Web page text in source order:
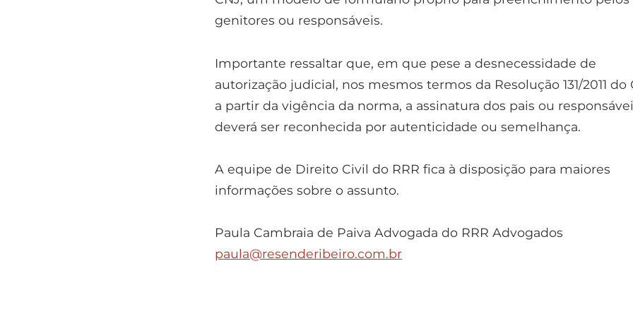
genitores ou responsáveis.
Importante ressaltar que, em que pese a desnecessidade de
autorização judicial, nos mesmos termos da Resolução 131/2011 do
a partir da vigência da norma, a assinatura dos pais ou
deverá ser reconhecida por autenticidade ou semelhança.
A equipe de Direito Civil do RRR fica à disposição para maiores
informações sobre o assunto.
Paula Cambraia de Paiva Advogada do RRR Advogados
paula@resenderibeiro.com.br